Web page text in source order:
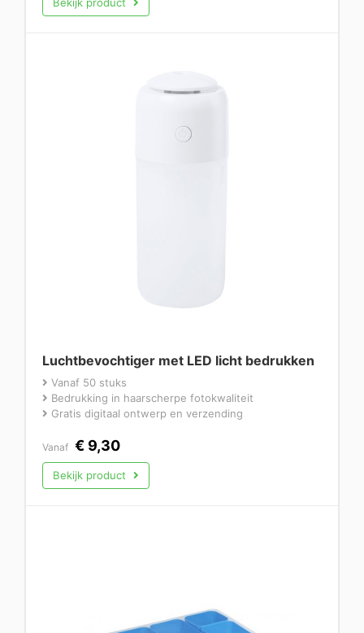
Luchtbevochtiger met LED licht bedrukken
Vanaf 50 stuks
Bedrukking in haarscherpe fotokwaliteit
Gratis digitaal ontwerp en verzending
Vanaf € 9,30
Bekijk product